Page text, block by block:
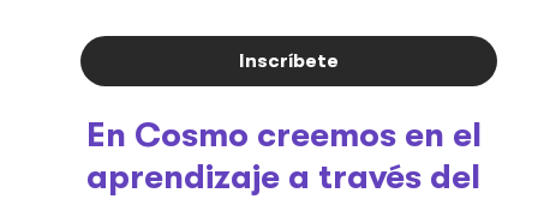
Inscríbete
En Cosmo creemos en el
aprendizaje a través del